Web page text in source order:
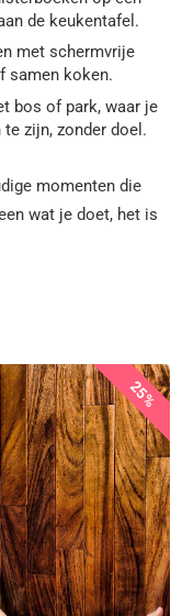
de keukentafel.
met schermvrije
samen koken.
bos of park, waar je
zijn, zonder doel.
momenten die
wat je doet, het is
25%